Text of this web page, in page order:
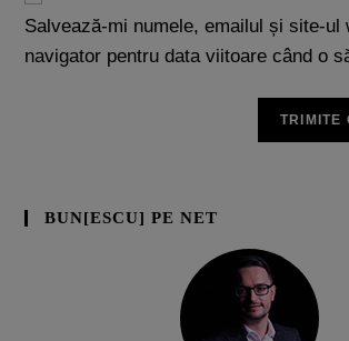
Salvează-mi numele, emailul și site-ul
navigator pentru data viitoare când o
BUN[ESCU] PE NET